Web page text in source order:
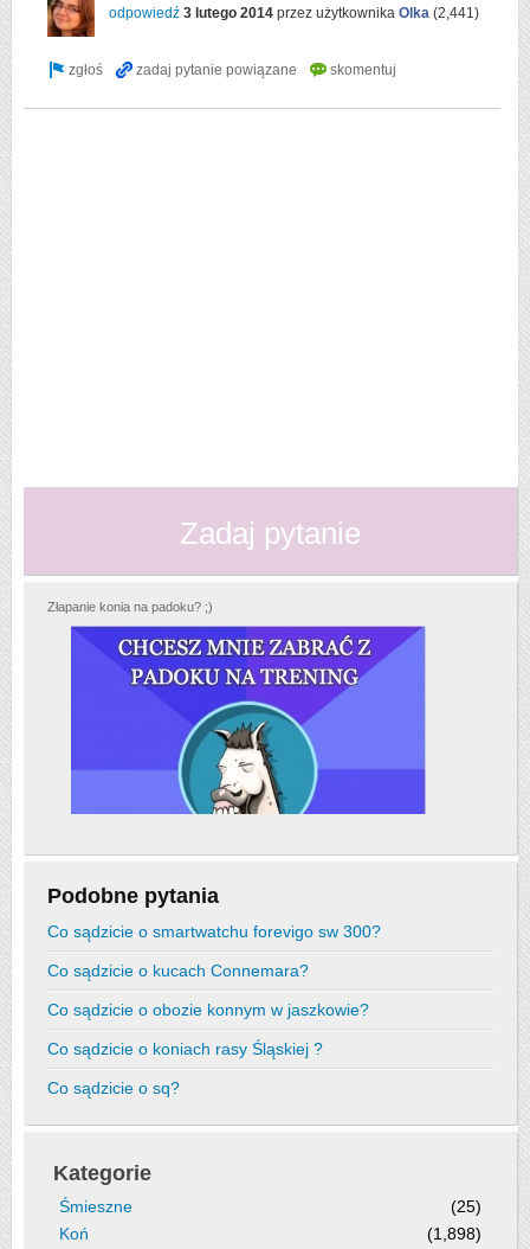
odpowiedź 3 lutego 2014 przez użytkownika Olka (2,441 )
Zadaj pytanie
Złapanie konia na padoku? ;)
Podobne pytania
Co sądzicie o smartwatchu forevigo sw 300?
Co sądzicie o kucach Connemara?
Co sądzicie o obozie konnym w jaszkowie?
Co sądzicie o koniach rasy Śląskiej ?
Co sądzicie o sq?
Kategorie
Śmieszne
(25)
Koń
(1,898)